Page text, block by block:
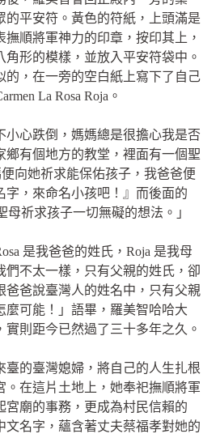
的平安符。黃色的符紙，上頭滿是
順將軍神力的印章，按印其上，
形的模樣，並放入平安符袋中。
的，在一旁的空白紙上寫下了自己
La Rosa Roja。
小心跌倒，媽媽總是很擔心我是否
鄉有個地方的教堂，裡面有一個聖
向她祈求能保佑孩子，我爸爸便
字，來命名小孩吧！』而後面的
母祈求孩子一切無礙的想法。」
是我爸爸的姓氏，Roja 是我母
們不太一樣，只有父親的姓氏，卻
爸爸說臺灣人的姓名中，只有父親
麼可能！」語畢，羅美智哈哈大
實則距今已然過了三十多年之久。
臺的臺灣媳婦，將自己的人生扎根
。在這片土地上，她奉祀撫順將軍
宮廟的事務，更成為村民信賴的
文名字，蘊含著丈夫蔡福孝對她的